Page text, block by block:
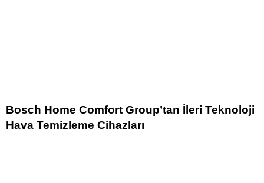
Bosch Home Comfort Group’tan İleri Teknoloji
Hava Temizleme Cihazları